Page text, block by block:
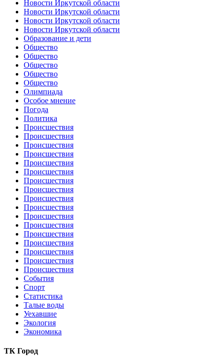
Новости Иркутской области
Новости Иркутской области
Новости Иркутской области
Новости Иркутской области
Образование и дети
Общество
Общество
Общество
Общество
Общество
Олимпиада
Особое мнение
Погода
Политика
Происшествия
Происшествия
Происшествия
Происшествия
Происшествия
Происшествия
Происшествия
Происшествия
Происшествия
Происшествия
Происшествия
Происшествия
Происшествия
Происшествия
Происшествия
Происшествия
Происшествия
События
Спорт
Статистика
Талые воды
Уехавшие
Экология
Экономика
ТК Город